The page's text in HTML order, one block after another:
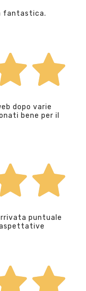
fantastica.
dopo varie
bene per il
puntuale